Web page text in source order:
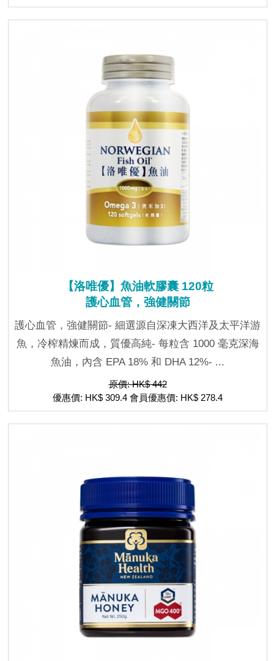
【洛唯優】魚油軟膠囊 120粒
護心血管，強健關節
護心血管，強健關節- 細選源自深凍大西洋及太平洋游
魚，冷榨精煉而成，質優高純- 每粒含 1000 毫克深海
魚油，內含 EPA 18% 和 DHA 12%- ...
原價: HK$ 442
優惠價: HK$ 309.4 會員優惠價: HK$ 278.4